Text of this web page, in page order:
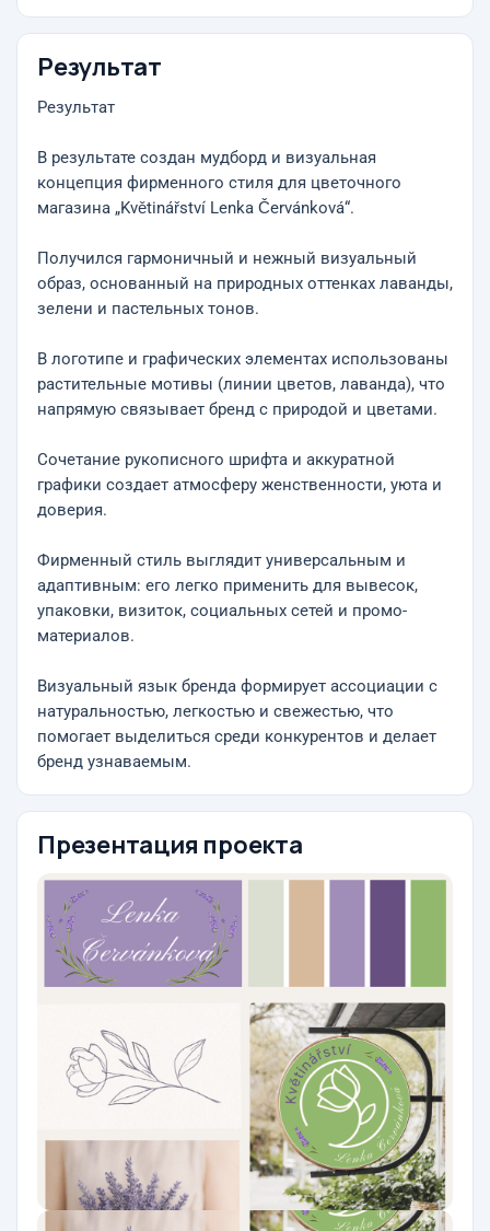
Результат
Результат
В результате создан мудборд и визуальная
концепция фирменного стиля для цветочного
магазина „Květinářství Lenka Červánková“.
Получился гармоничный и нежный визуальный
образ, основанный на природных оттенках лаванды,
зелени и пастельных тонов.
В логотипе и графических элементах использованы
растительные мотивы (линии цветов, лаванда), что
напрямую связывает бренд с природой и цветами.
Сочетание рукописного шрифта и аккуратной
графики создает атмосферу женственности, уюта и
доверия.
Фирменный стиль выглядит универсальным и
адаптивным: его легко применить для вывесок,
упаковки, визиток, социальных сетей и промо-
материалов.
Визуальный язык бренда формирует ассоциации с
натуральностью, легкостью и свежестью, что
помогает выделиться среди конкурентов и делает
бренд узнаваемым.
Презентация проекта